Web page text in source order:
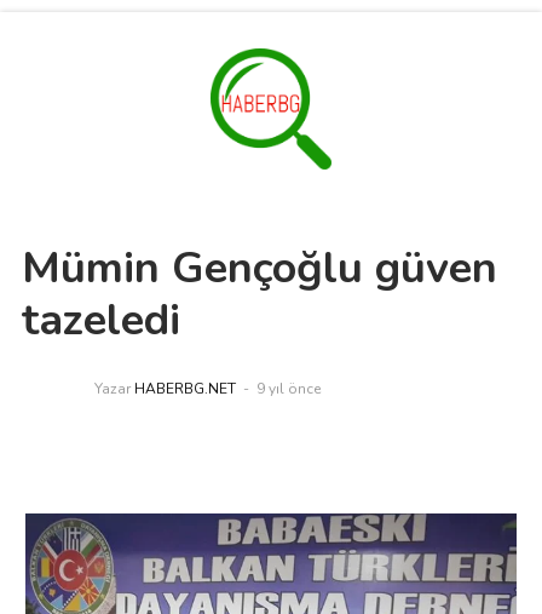
Mümin Gençoğlu güven
tazeledi
Yazar HABERBG.NET 9 yıl önce